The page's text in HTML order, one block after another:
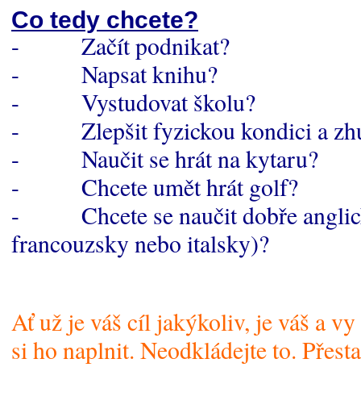
Co tedy chcete?
- Začít podnikat?
- Napsat knihu?
- Vystudovat školu?
- Zlepšit fyzickou kondici a
- Naučit se hrát na kytaru?
- Chcete umět hrát golf?
- Chcete se naučit dobře
francouzsky nebo italsky)?
Ať už je váš cíl jakýkoliv, je váš a
si ho naplnit. Neodkládejte to.